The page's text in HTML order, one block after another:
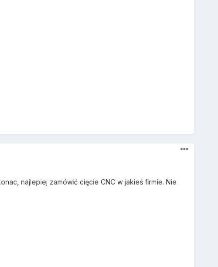
najlepiej zamówić cięcie CNC w jakieś firmie. Nie